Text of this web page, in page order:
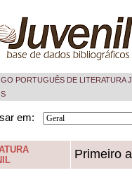
PORTUGUÊS DE LITERATURA
em:
Primeiro